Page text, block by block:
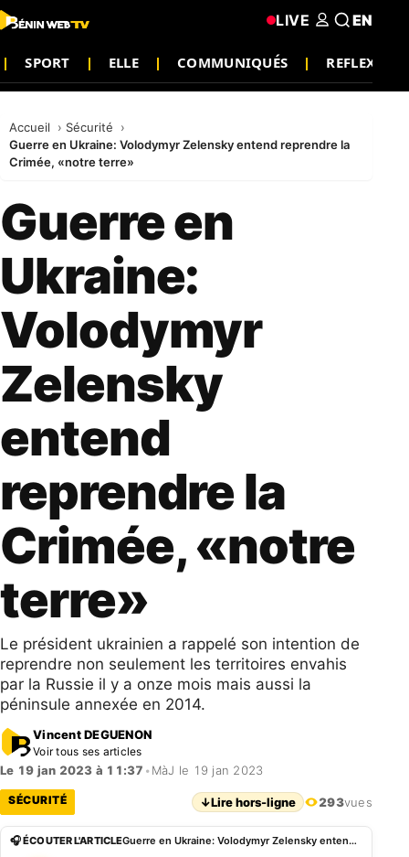
SPORT ELLE COMMUNIQUÉS REFLEXION
LIVE EN
Accueil
Sécurité
Guerre en Ukraine: Volodymyr Zelensky entend reprendre la
Crimée, «notre terre»
Guerre en
Ukraine:
Volodymyr
Zelensky
entend
reprendre la
Crimée, «notre
terre»
Le président ukrainien a rappelé son intention de
reprendre non seulement les territoires envahis
par la Russie il y a onze mois mais aussi la
péninsule annexée en 2014.
Vincent DEGUENON
Voir tous ses articles
Le 19 jan 2023 à 11:37 • MàJ le 19 jan 2023
SÉCURITÉ ↓Lire hors-ligne 293vues
🎧 ÉCOUTER L'ARTICLE Guerre en Ukraine: Volodymyr Zelensky entend reprendre la Crimée, «notre terre»